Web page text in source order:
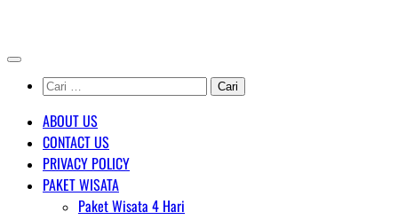
content
Cari
untuk:
ABOUT US
CONTACT US
PRIVACY POLICY
PAKET WISATA
Paket Wisata 4 Hari